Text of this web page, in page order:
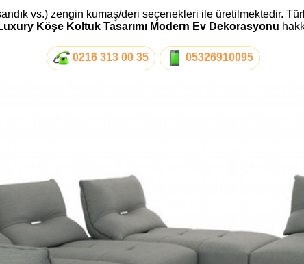
vs.) zengin kumaş/deri seçenekleri ile üretilmektedir.
Köşe Koltuk Tasarımı Modern Ev Dekorasyonu
0216 313 00 35 05326910095